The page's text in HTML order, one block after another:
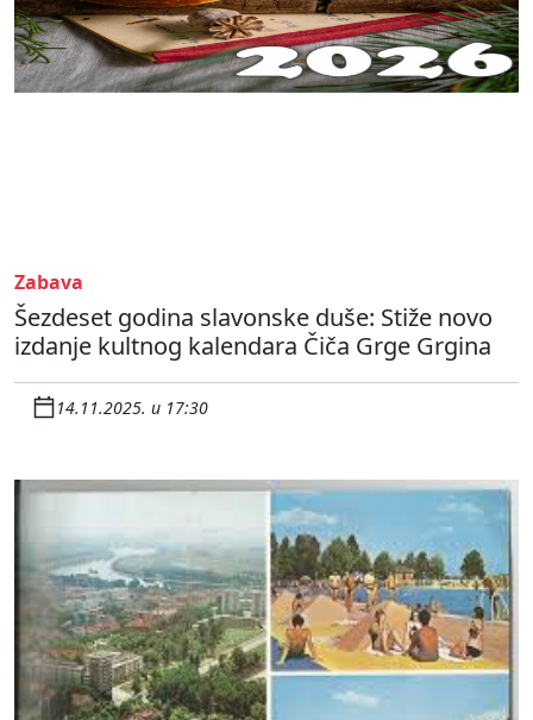
Zabava
Šezdeset godina slavonske duše: Stiže novo
izdanje kultnog kalendara Čiča Grge Grgina
14.11.2025. u 17:30